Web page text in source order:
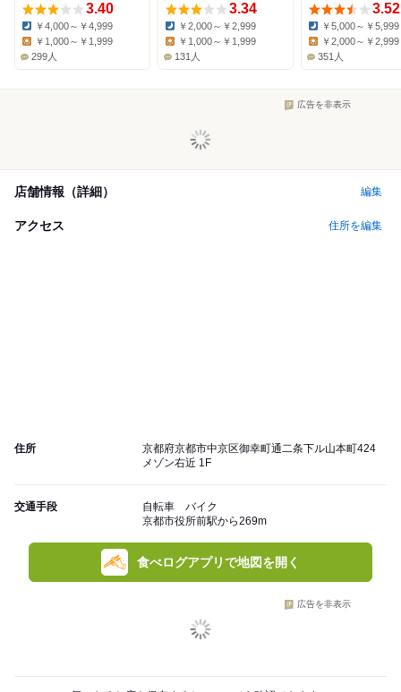
3.40
Dinner:
￥4,000～￥4,999
￥1,000～￥1,999
299人
3.34
Dinner:
￥2,000～￥2,999
￥1,000～￥1,999
131人
3.52
Dinner:
￥5,000～￥5,999
￥2,000～￥2,999
351人
広告を非表示
店舗情報（詳細） 編集
アクセス 住所を編集
住所
京都府京都市中京区御幸町通二条下ル山本町424
メゾン右近 1F
交通手段
自転車 バイク
京都市役所前駅から269m
食べログアプリで地図を開く
広告を非表示